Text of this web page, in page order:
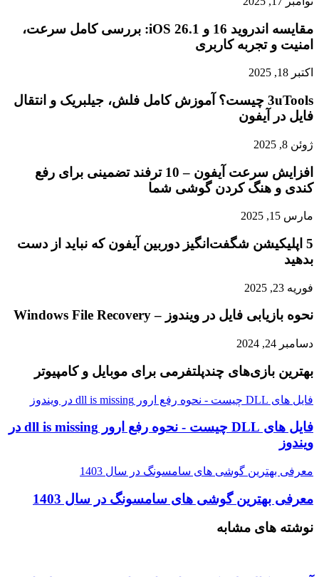
مقایسه اندروید 16 و iOS 26.1: بررسی کامل سرعت،
امنیت و تجربه کاربری
اکتبر 18, 2025
3uTools چیست؟ آموزش کامل فلش، جیلبریک و انتقال
فایل در آیفون
ژوئن 8, 2025
افزایش سرعت آیفون – 10 ترفند تضمینی برای رفع
کندی و هنگ کردن گوشی شما
مارس 15, 2025
5 اپلیکیشن شگفت‌انگیز دوربین آیفون که نباید از دست
بدهید
فوریه 23, 2025
نحوه بازیابی فایل در ویندوز – Windows File Recovery
دسامبر 24, 2024
بهترین بازی‌های چندپلتفرمی برای موبایل و کامپیوتر
فایل های DLL چیست - نحوه رفع ارور dll is missing در ویندوز
فایل های DLL چیست - نحوه رفع ارور dll is missing در
ویندوز
معرفی بهترین گوشی های سامسونگ در سال 1403
معرفی بهترین گوشی های سامسونگ در سال 1403
نوشته های مشابه